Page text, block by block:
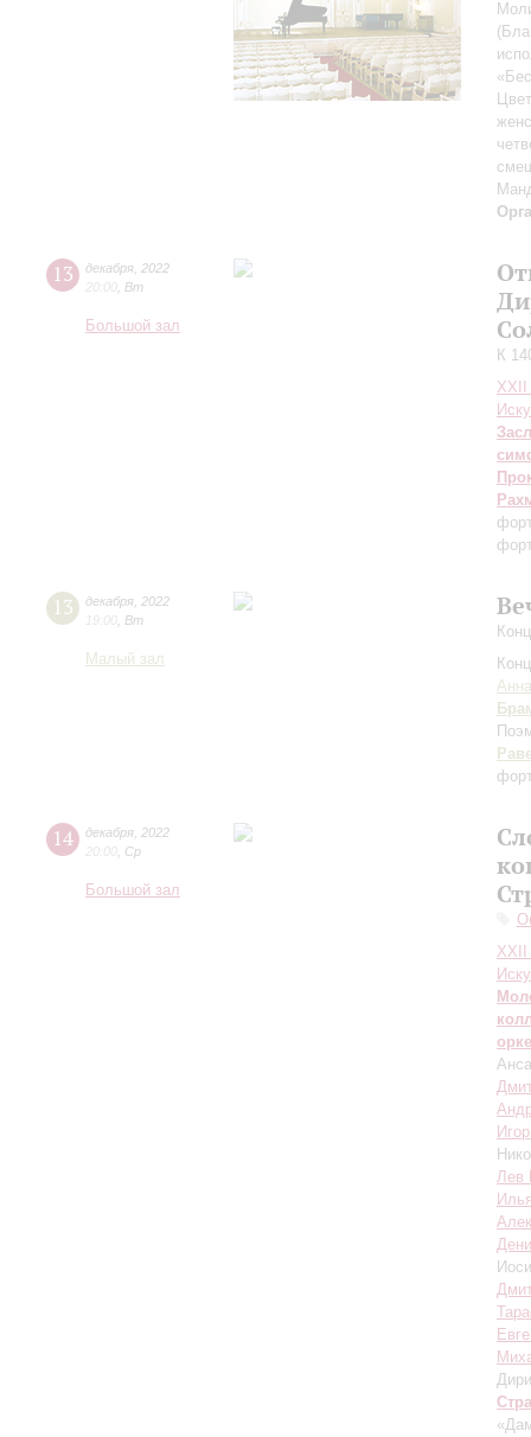
13 декабря 2022
20:00 Вт
Большой зал
К
13 декабря 2022
19:00 Вт
Малый зал
14 декабря 2022
20:00 Ср
Большой зал
Лев